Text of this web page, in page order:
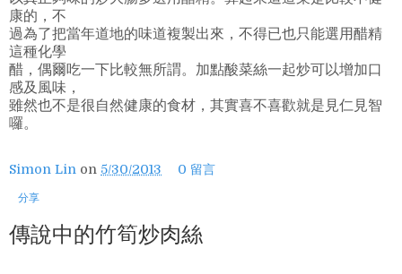
康的，不
過為了把當年道地的味道複製出來，不得已也只能選用醋精
這種化學
醋，偶爾吃一下比較無所謂。加點酸菜絲一起炒可以增加口
感及風味，
雖然也不是很自然健康的食材，其實喜不喜歡就是見仁見智
囉。
Simon Lin on 5/30/2013 0 留言
分享
傳說中的竹筍炒肉絲